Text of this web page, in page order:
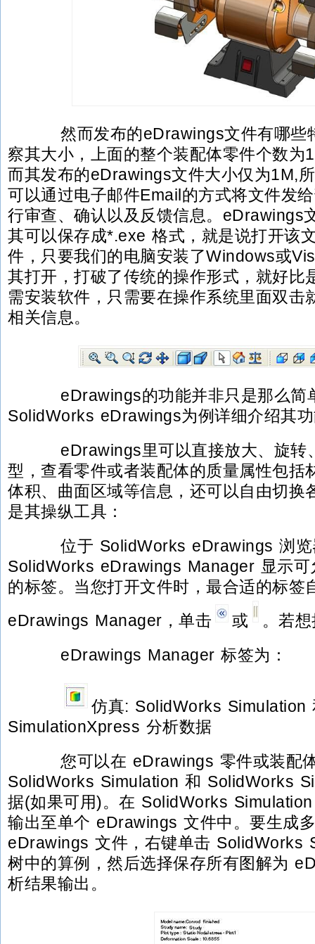
然而发布的eDrawings文件有哪些
察其大小，上面的整个装配体零件个数为
而其发布的eDrawings文件大小仅为1M,
可以通过电子邮件Email的方式将文件发
行审查、确认以及反馈信息。eDrawings
其可以保存成*.exe 格式，就是说打开该
件，只要我们的电脑安装了Windows或
其打开，打破了传统的操作形式，就好比
需安装软件，只需要在操作系统里面双击
相关信息。
eDrawings的功能并非只是那么简
SolidWorks eDrawings为例详细介绍其
eDrawings里可以直接放大、旋转
型，查看零件或者装配体的质量属性包括
体积、曲面区域等信息，还可以自由切换
是其操纵工具：
位于 SolidWorks eDrawings 浏览
SolidWorks eDrawings Manager 显示可
的标签。当您打开文件时，最合适的标签
eDrawings Manager，单击
或
。若
eDrawings Manager 标签为：
仿真: SolidWorks Simulation
SimulationXpress 分析数据
您可以在 eDrawings 零件或装配
SolidWorks Simulation 和 SolidWorks
据(如果可用)。在 SolidWorks
输出至单个 eDrawings 文件中。要生成
eDrawings 文件，右键单击 SolidWorks
树中的算例，然后选择保存所有图解为
析结果输出。